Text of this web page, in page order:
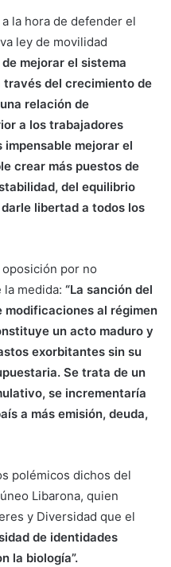
la hora de defender el
ley de movilidad
mejorar el sistema
del crecimiento de
relación de
a los trabajadores
mejorar el
crear más puestos de
del equilibrio
libertad a todos los
por no
medida: “La sanción del
al régimen
un acto maduro y
exorbitantes sin su
Se trata de un
se incrementaría
a más emisión, deuda,
polémicos dichos del
Libarona, quien
y Diversidad que el
de identidades
la biología”.